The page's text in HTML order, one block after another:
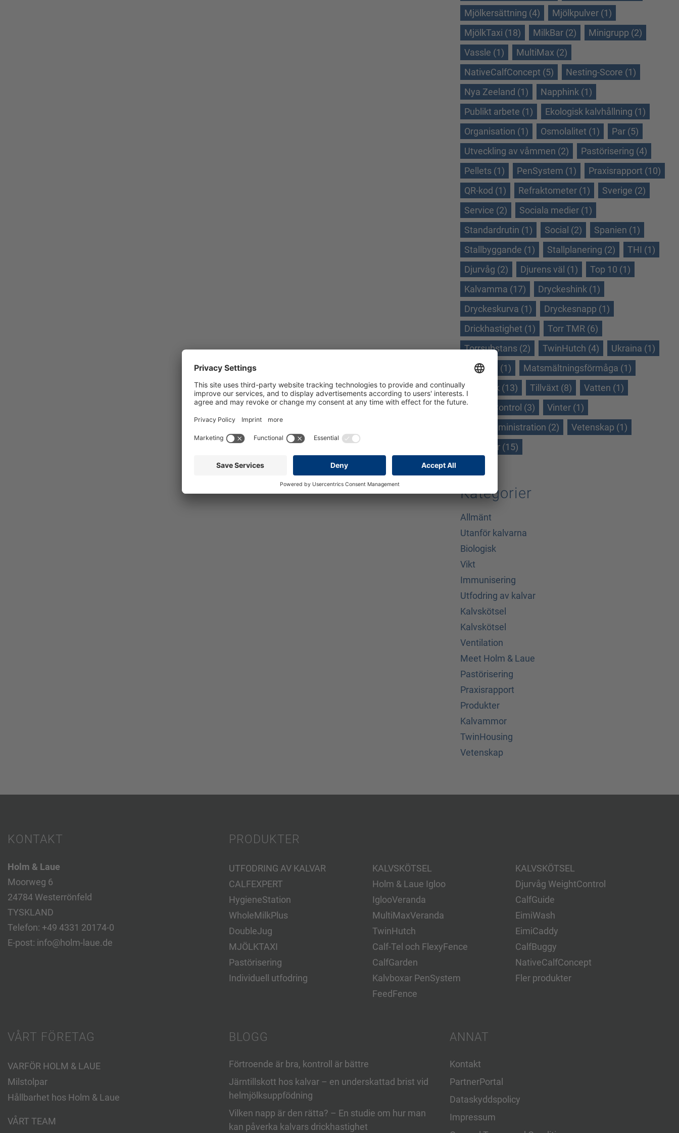
Mjölkersättning (4)
Mjölkpulver (1)
MjölkTaxi (18)
MilkBar (2)
Minigrupp (2)
Vassle (1)
MultiMax (2)
NativeCalfConcept (5)
Nesting-Score (1)
Nya Zeeland (1)
Napphink (1)
Publikt arbete (1)
Ekologisk kalvhållning (1)
Organisation (1)
Osmolalitet (1)
Par (5)
Utveckling av våmmen (2)
Pastörisering (4)
Pellets (1)
PenSystem (1)
Praxisrapport (10)
QR-kod (1)
Refraktometer (1)
Sverige (2)
Service (2)
Sociala medier (1)
Standardrutin (1)
Social (2)
Spanien (1)
Stallbyggande (1)
Stallplanering (2)
THI (1)
Djurvåg (2)
Djurens väl (1)
Top 10 (1)
Kalvamma (17)
Dryckeshink (1)
Dryckeskurva (1)
Dryckesnapp (1)
Drickhastighet (1)
Torr TMR (6)
Torrsubstans (2)
TwinHutch (4)
Ukraina (1)
Veranda (1)
Matsmältningsförmåga (1)
Helmjölk (13)
Tillväxt (8)
Vatten (1)
WeightControl (3)
Vinter (1)
Vinteradministration (2)
Vetenskap (1)
Ökningar (15)
Kategorier
Allmänt
Utanför kalvarna
Biologisk
Vikt
Immunisering
Utfodring av kalvar
Kalvskötsel
Kalvskötsel
Ventilation
Meet Holm & Laue
Pastörisering
Praxisrapport
Produkter
Kalvammor
TwinHousing
Vetenskap
KONTAKT
Holm & Laue
Moorweg 6
24784 Westerrönfeld
TYSKLAND
Telefon: +49 4331 20174-0
E-post: info@holm-laue.de
PRODUKTER
UTFODRING AV KALVAR
CALFEXPERT
HygieneStation
WholeMilkPlus
DoubleJug
MJÖLKTAXI
Pastörisering
Individuell utfodring
KALVSKÖTSEL
Holm & Laue Igloo
IglooVeranda
MultiMaxVeranda
TwinHutch
Calf-Tel och FlexyFence
CalfGarden
Kalvboxar PenSystem
FeedFence
KALVSKÖTSEL
Djurvåg WeightControl
CalfGuide
EimiWash
EimiCaddy
CalfBuggy
NativeCalfConcept
Fler produkter
VÅRT FÖRETAG
VARFÖR HOLM & LAUE
Milstolpar
Hållbarhet hos Holm & Laue
VÅRT TEAM
BLOGG
Förtroende är bra, kontroll är bättre
Järntillskott hos kalvar – en underskattad brist vid
helmjölksuppfödning
Vilken napp är den rätta? – En studie om hur man
kan påverka kalvars drickhastighet
ANNAT
Kontakt
PartnerPortal
Dataskyddspolicy
Impressum